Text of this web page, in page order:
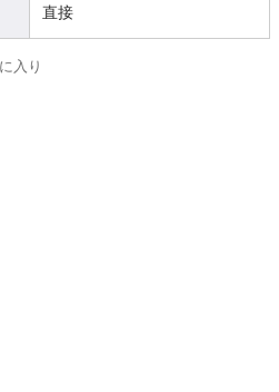
直接
入り